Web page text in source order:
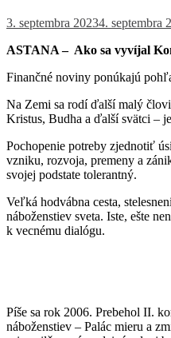
3. septembra 20234. septembra
ASTANA – Ako sa vyvíjal
Finančné noviny ponúkajú
Na Zemi sa rodí ďalší malý
Kristus, Budha a ďalší svätci –
Pochopenie potreby zjednotiť
vzniku, rozvoja, premeny a
svojej podstate tolerantný.
Veľká hodvábna cesta,
náboženstiev sveta. Iste, ešte
k vecnému dialógu.
Píše sa rok 2006. Prebehol II.
náboženstiev – Palác mieru a